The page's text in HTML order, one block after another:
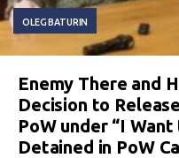
OLEG BATURIN
Enemy There and
Decision to
PoW under “I
Detained in PoW